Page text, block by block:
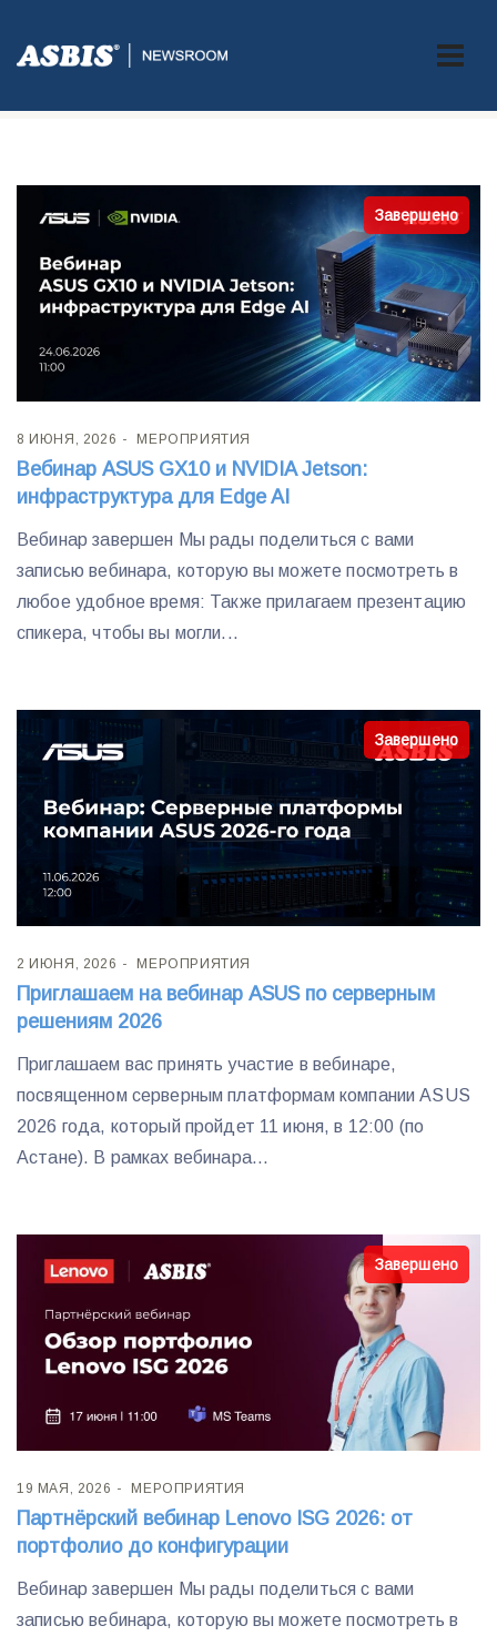
Рубрика: Мероприятия
Завершено
8 ИЮНЯ, 2026 МЕРОПРИЯТИЯ
Вебинар ASUS GX10 и NVIDIA Jetson:
инфраструктура для Edge AI
Вебинар завершен Мы рады поделиться с вами
записью вебинара, которую вы можете посмотреть в
любое удобное время: Также прилагаем презентацию
спикера, чтобы вы могли...
Завершено
2 ИЮНЯ, 2026 МЕРОПРИЯТИЯ
Приглашаем на вебинар ASUS по серверным
решениям 2026
Приглашаем вас принять участие в вебинаре,
посвященном серверным платформам компании ASUS
2026 года, который пройдет 11 июня, в 12:00 (по
Астане). В рамках вебинара...
Завершено
19 МАЯ, 2026 МЕРОПРИЯТИЯ
Партнёрский вебинар Lenovo ISG 2026: от
портфолио до конфигурации
Вебинар завершен Мы рады поделиться с вами
записью вебинара, которую вы можете посмотреть в